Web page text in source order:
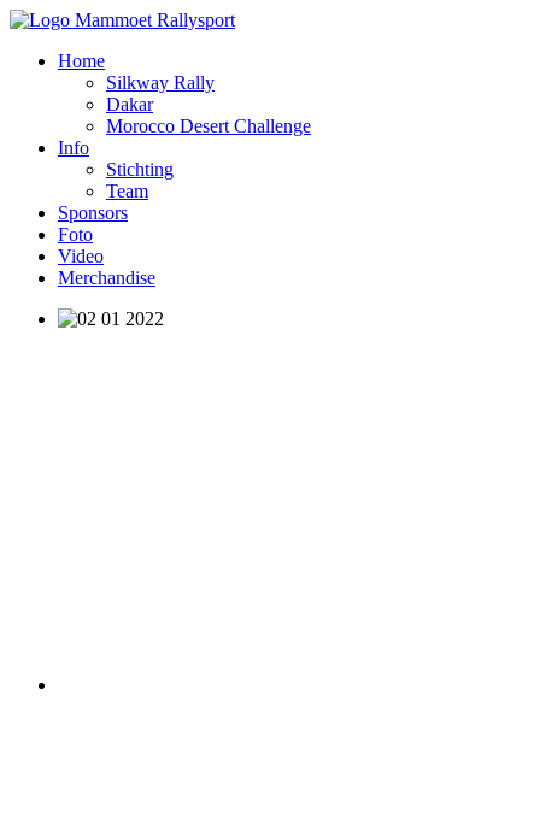
Home
Silkway Rally
Dakar
Morocco Desert Challenge
Info
Stichting
Team
Sponsors
Foto
Video
Merchandise